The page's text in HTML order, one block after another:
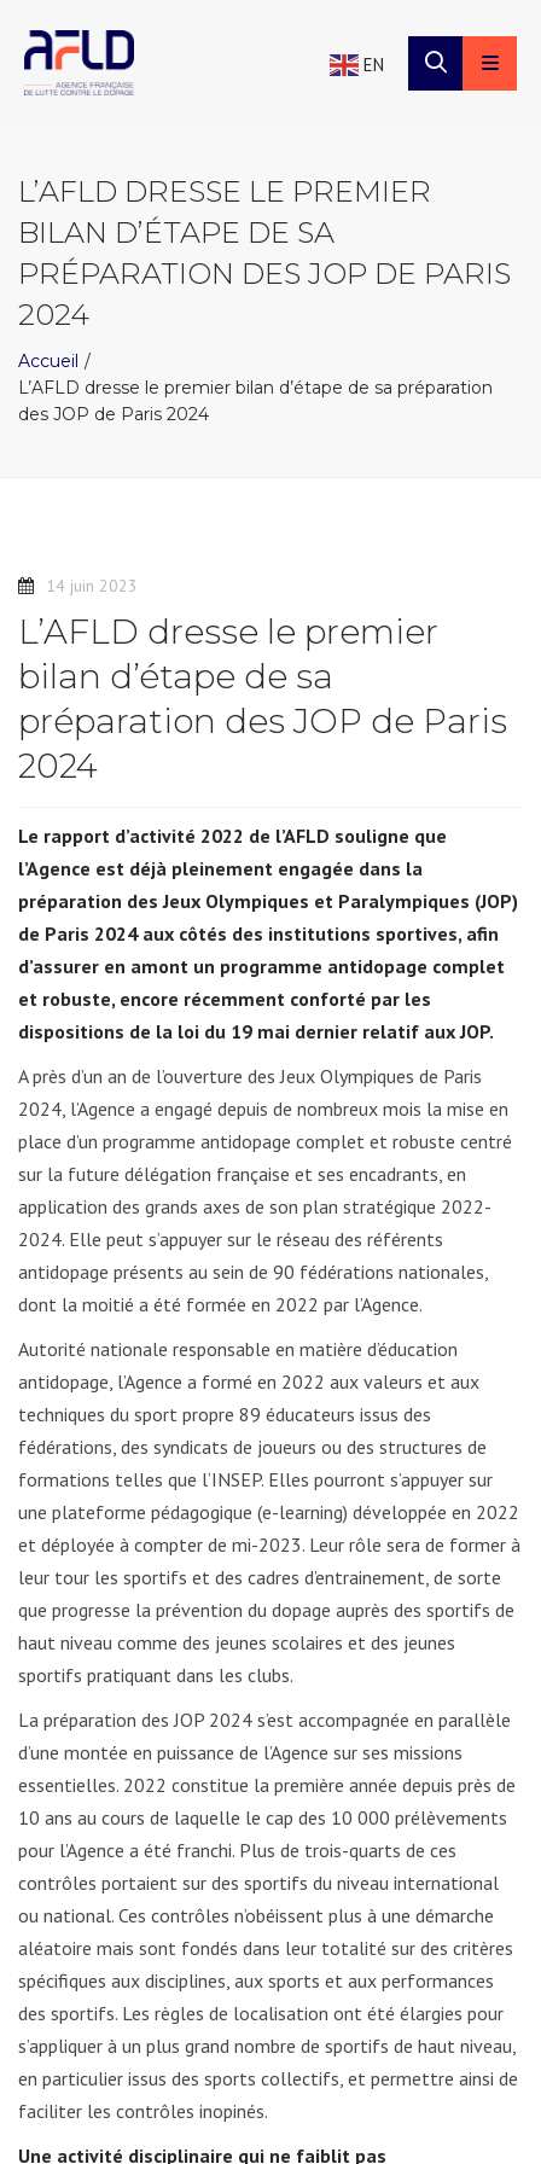
EN
L’AFLD DRESSE LE PREMIER
BILAN D’ÉTAPE DE SA
PRÉPARATION DES JOP DE PARIS
2024
Accueil
L’AFLD dresse le premier bilan d’étape de sa préparation
des JOP de Paris 2024
14 juin 2023
L’AFLD dresse le premier
bilan d’étape de sa
préparation des JOP de Paris
2024
Le rapport d’activité 2022 de l’AFLD souligne que
l’Agence est déjà pleinement engagée dans la
préparation des Jeux Olympiques et Paralympiques (JOP)
de Paris 2024 aux côtés des institutions sportives, afin
d’assurer en amont un programme antidopage complet
et robuste, encore récemment conforté par les
dispositions de la loi du 19 mai dernier relatif aux JOP.
A près d’un an de l’ouverture des Jeux Olympiques de Paris
2024, l’Agence a engagé depuis de nombreux mois la mise en
place d’un programme antidopage complet et robuste centré
sur la future délégation française et ses encadrants, en
application des grands axes de son plan stratégique 2022-
2024. Elle peut s’appuyer sur le réseau des référents
antidopage présents au sein de 90 fédérations nationales,
dont la moitié a été formée en 2022 par l’Agence.
Autorité nationale responsable en matière d’éducation
antidopage, l’Agence a formé en 2022 aux valeurs et aux
techniques du sport propre 89 éducateurs issus des
fédérations, des syndicats de joueurs ou des structures de
formations telles que l’INSEP. Elles pourront s’appuyer sur
une plateforme pédagogique (e-learning) développée en 2022
et déployée à compter de mi-2023. Leur rôle sera de former à
leur tour les sportifs et des cadres d’entrainement, de sorte
que progresse la prévention du dopage auprès des sportifs de
haut niveau comme des jeunes scolaires et des jeunes
sportifs pratiquant dans les clubs.
La préparation des JOP 2024 s’est accompagnée en parallèle
d’une montée en puissance de l’Agence sur ses missions
essentielles. 2022 constitue la première année depuis près de
10 ans au cours de laquelle le cap des 10 000 prélèvements
pour l’Agence a été franchi. Plus de trois-quarts de ces
contrôles portaient sur des sportifs du niveau international
ou national. Ces contrôles n’obéissent plus à une démarche
aléatoire mais sont fondés dans leur totalité sur des critères
spécifiques aux disciplines, aux sports et aux performances
des sportifs. Les règles de localisation ont été élargies pour
s’appliquer à un plus grand nombre de sportifs de haut niveau,
en particulier issus des sports collectifs, et permettre ainsi de
faciliter les contrôles inopinés.
Une activité disciplinaire qui ne faiblit pas